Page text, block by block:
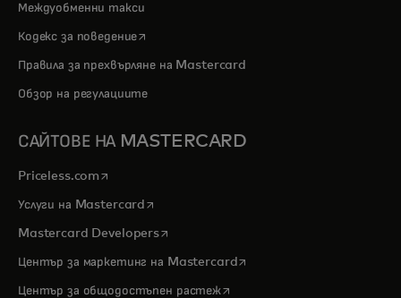
Междуобменни такси
Кодекс за поведениеopens in a new tab
Правила за прехвърляне на Mastercard
Обзор на регулациите
САЙТОВЕ НА MASTERCARD
Priceless.com opens in a new tab
Услуги на Mastercard opens in a new tab
Mastercard Developersopens in a new tab
Център за маркетинг на Mastercardopens in a new tab
Център за общодостъпен растежopens in a new tab